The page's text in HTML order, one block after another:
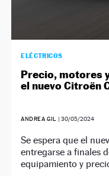
ELÉCTRICOS
Precio, motores
el nuevo Citroën
ANDREA GIL | 30/05/2024
Se espera que el
entregarse a finales
equipamiento y